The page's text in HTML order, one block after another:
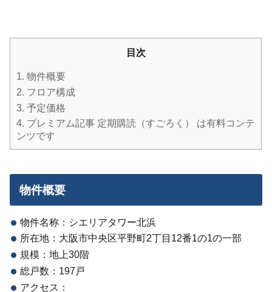
目次
1. 物件概要
2. フロア構成
3. 予定価格
4. プレミアム記事 定期購読（すごろく） は有料コンテ
ンツです
物件概要
物件名称：シエリアタワー北浜
所在地：大阪市中央区平野町2丁目12番1の1の一部
規模：地上30階
総戸数：197戸
アクセス：